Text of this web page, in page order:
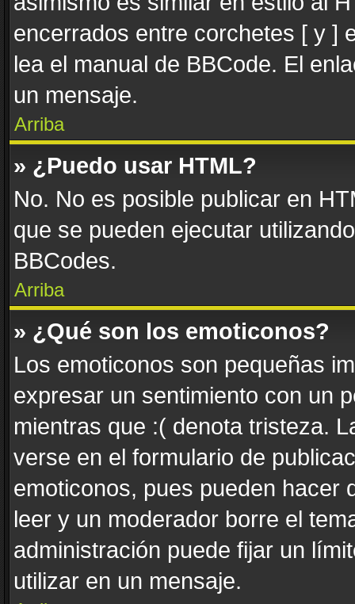
encerrados entre corchetes [ y ]
lea el manual de BBCode. El
un mensaje.
Arriba
» ¿Puedo usar HTML?
No. No es posible publicar en
que se pueden ejecutar
BBCodes.
Arriba
» ¿Qué son los emoticonos?
Los emoticonos son pequeñas
expresar un sentimiento con un
mientras que :( denota tristeza.
verse en el formulario de
emoticonos, pues pueden hacer
leer y un moderador borre el
administración puede fijar un
utilizar en un mensaje.